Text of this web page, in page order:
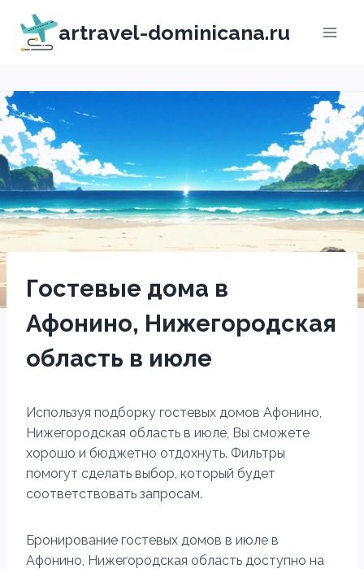
Перейти
содержимому
artravel-dominicana.ru
Гостевые дома в
Афонино, Нижегородская
область в июле
Используя подборку гостевых домов Афонино,
Нижегородская область в июле, Вы сможете
хорошо и бюджетно отдохнуть. Фильтры
помогут сделать выбор, который будет
соответствовать запросам.
Бронирование гостевых домов в июле в
Афонино, Нижегородская область доступно на